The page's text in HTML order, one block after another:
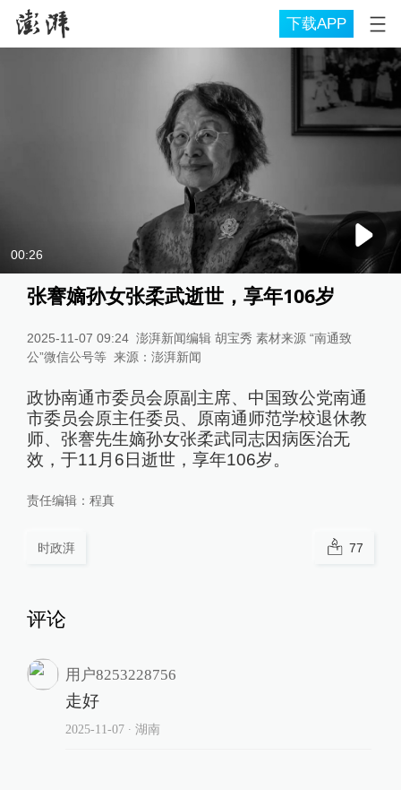
下载APP
00:26
张謇嫡孙女张柔武逝世，享年106岁
2025-11-07 09:24 澎湃新闻编辑 胡宝秀 素材来源 “南通致
公”微信公号等 来源： 澎湃新闻
政协南通市委员会原副主席、中国致公党南通
市委员会原主任委员、原南通师范学校退休教
师、张謇先生嫡孙女张柔武同志因病医治无
效，于11月6日逝世，享年106岁。
责任编辑： 程真
时政湃 77
评论
用户8253228756
走好
2025-11-07∙ 湖南